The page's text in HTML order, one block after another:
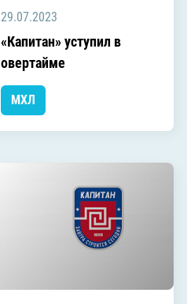
29.07.2023
«Капитан» уступил в
овертайме
МХЛ